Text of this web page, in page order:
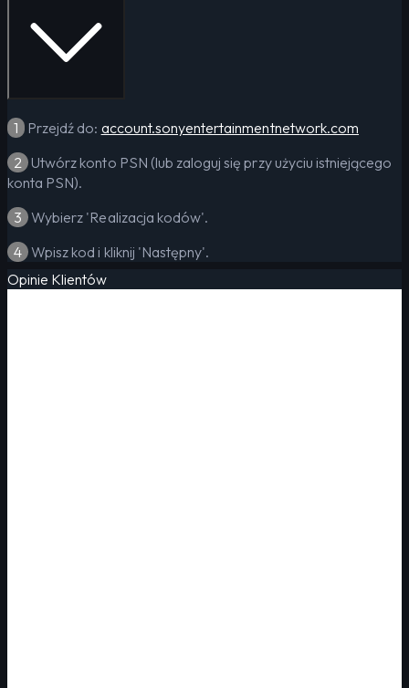
1 Przejdź do: account.sonyentertainmentnetwork.com
2 Utwórz konto PSN (lub zaloguj się przy użyciu istniejącego
konta PSN).
3 Wybierz 'Realizacja kodów'.
4 Wpisz kod i kliknij 'Następny'.
Opinie Klientów